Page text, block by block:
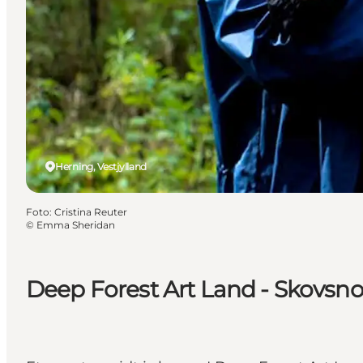
Deep Forest Art Land -
Herning, Vestjylland
Foto: Cristina Reuter
© Emma Sheridan